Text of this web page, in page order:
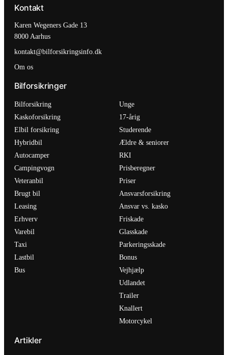
Kontakt
Karen Wegeners Gade 13
8000 Aarhus
kontakt@bilforsikringsinfo.dk
Om os
Bilforsikringer
Bilforsikring
Kaskoforsikring
Elbil forsikring
Hybridbil
Autocamper
Campingvogn
Veteranbil
Brugt bil
Leasing
Erhverv
Varebil
Taxi
Lastbil
Bus
Unge
17-årig
Studerende
Ældre & seniorer
RKI
Prisberegner
Priser
Ansvarsforsikring
Ansvar vs. kasko
Friskade
Glasskade
Parkeringsskade
Bonus
Vejhjælp
Udlandet
Trailer
Knallert
Motorcykel
Artikler